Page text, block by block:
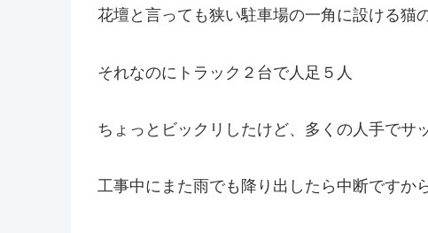
花壇と言っても狭い駐車場の一角に設ける猫
それなのにトラック２台で人足５人
ちょっとビックリしたけど、多くの人手でサ
工事中にまた雨でも降り出したら中断ですか